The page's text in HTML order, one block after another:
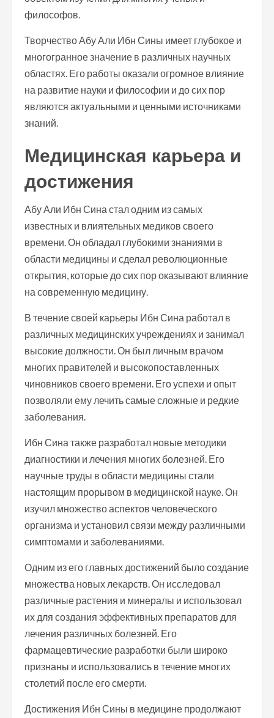
философов.
Творчество Абу Али Ибн Сины имеет глубокое и
многогранное значение в различных научных
областях. Его работы оказали огромное влияние
на развитие науки и философии и до сих пор
являются актуальными и ценными источниками
знаний.
Медицинская карьера и
достижения
Абу Али Ибн Сина стал одним из самых
известных и влиятельных медиков своего
времени. Он обладал глубокими знаниями в
области медицины и сделал революционные
открытия, которые до сих пор оказывают влияние
на современную медицину.
В течение своей карьеры Ибн Сина работал в
различных медицинских учреждениях и занимал
высокие должности. Он был личным врачом
многих правителей и высокопоставленных
чиновников своего времени. Его успехи и опыт
позволяли ему лечить самые сложные и редкие
заболевания.
Ибн Сина также разработал новые методики
диагностики и лечения многих болезней. Его
научные труды в области медицины стали
настоящим прорывом в медицинской науке. Он
изучил множество аспектов человеческого
организма и установил связи между различными
симптомами и заболеваниями.
Одним из его главных достижений было создание
множества новых лекарств. Он исследовал
различные растения и минералы и использовал
их для создания эффективных препаратов для
лечения различных болезней. Его
фармацевтические разработки были широко
признаны и использовались в течение многих
столетий после его смерти.
Достижения Ибн Сины в медицине продолжают